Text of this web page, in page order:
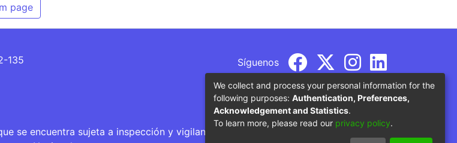
page
135
Síguenos
se encuentra sujeta a inspección y vigilancia por parte del Ministerio de Educación
We collect and process your personal information for the
following purposes: Authentication, Preferences,
Acknowledgement and Statistics.
To learn more, please read our privacy policy.